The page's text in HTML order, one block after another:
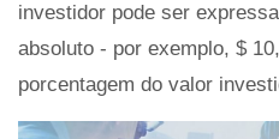
investidor pode ser
absoluto - por exemplo, $
porcentagem do valor